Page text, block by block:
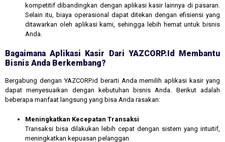
kompetitif dibandingkan dengan aplikasi kasir lainnya di pasaran.
Selain itu, biaya operasional dapat ditekan dengan efisiensi yang
ditawarkan oleh aplikasi kami, sehingga lebih hemat untuk bisnis
Anda.
Bagaimana Aplikasi Kasir Dari YAZCORP.id Membantu
Bisnis Anda Berkembang?
Bergabung dengan YAZCORP.id berarti Anda memilih aplikasi kasir yang
dapat menyesuaikan dengan kebutuhan bisnis Anda. Berikut adalah
beberapa manfaat langsung yang bisa Anda rasakan:
Meningkatkan Kecepatan Transaksi
Transaksi bisa dilakukan lebih cepat dengan sistem yang intuitif,
meningkatkan kepuasan pelanggan.